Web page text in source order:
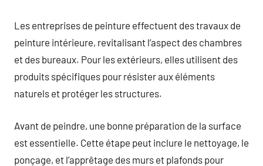
Les entreprises de peinture effectuent des travaux de
peinture intérieure, revitalisant l’aspect des chambres
et des bureaux. Pour les extérieurs, elles utilisent des
produits spécifiques pour résister aux éléments
naturels et protéger les structures.
Avant de peindre, une bonne préparation de la surface
est essentielle. Cette étape peut inclure le nettoyage, le
ponçage, et l’apprêtage des murs et plafonds pour